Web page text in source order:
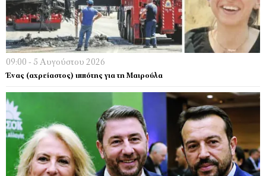
09:00 - 5 Αυγούστου 2026
Ένας (αχρείαστος) ιππότης για τη Μαιρούλα